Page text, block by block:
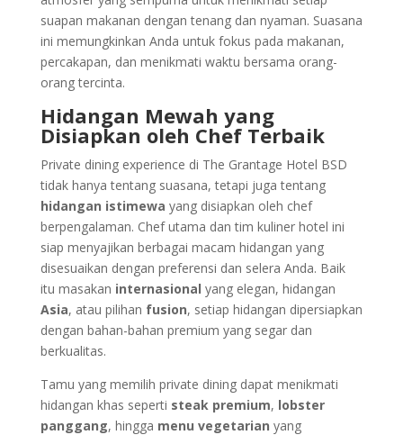
suapan makanan dengan tenang dan nyaman. Suasana
ini memungkinkan Anda untuk fokus pada makanan,
percakapan, dan menikmati waktu bersama orang-
orang tercinta.
Hidangan Mewah yang
Disiapkan oleh Chef Terbaik
Private dining experience di The Grantage Hotel BSD
tidak hanya tentang suasana, tetapi juga tentang
hidangan istimewa yang disiapkan oleh chef
berpengalaman. Chef utama dan tim kuliner hotel ini
siap menyajikan berbagai macam hidangan yang
disesuaikan dengan preferensi dan selera Anda. Baik
itu masakan internasional yang elegan, hidangan
Asia, atau pilihan fusion, setiap hidangan dipersiapkan
dengan bahan-bahan premium yang segar dan
berkualitas.
Tamu yang memilih private dining dapat menikmati
hidangan khas seperti steak premium, lobster
panggang, hingga menu vegetarian yang